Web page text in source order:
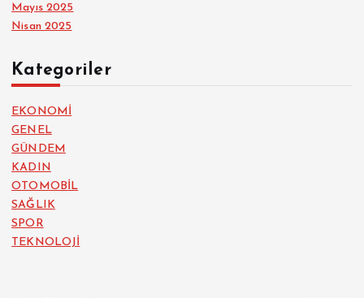
Mayıs 2025
Nisan 2025
Kategoriler
EKONOMİ
GENEL
GÜNDEM
KADIN
OTOMOBİL
SAĞLIK
SPOR
TEKNOLOJİ